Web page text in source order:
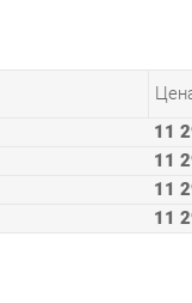
11
11
лаконичной
комфорт и уют. В